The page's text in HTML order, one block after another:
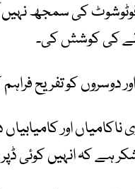
کی سمجھ نہیں
کی کوشش کی۔
دوسروں کو تفریح
ناکامیاں اور
ہے کہ انہیں کوئی